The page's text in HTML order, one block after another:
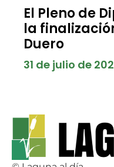
El Pleno de
la
Duero
31 de julio de